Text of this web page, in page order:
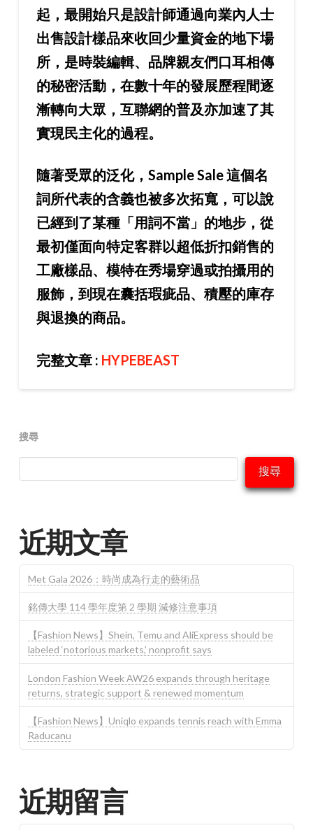
起，最開始只是設計師通過向業內人士
出售設計樣品來收回少量資金的地下場
所，是時裝編輯、品牌親友們口耳相傳
的秘密活動，在數十年的發展歷程間逐
漸轉向大眾，互聯網的普及亦加速了其
實現民主化的過程。
隨著受眾的泛化，Sample Sale 這個名
詞所代表的含義也被多次拓寬，可以說
已經到了某種「用詞不當」的地步，從
最初僅面向特定客群以超低折扣銷售的
工廠樣品、模特在秀場穿過或拍攝用的
服飾，到現在囊括瑕疵品、積壓的庫存
與退換的商品。
完整文章 : HYPEBEAST
搜尋
搜尋
近期文章
Met Gala 2026：時尚成為行走的藝術品
銘傳大學 114 學年度第 2 學期 減修注意事項
【Fashion News】Shein, Temu and AliExpress should be
labeled ‘notorious markets,’ nonprofit says
London Fashion Week AW26 expands through heritage
returns, strategic support & renewed momentum
【Fashion News】Uniqlo expands tennis reach with Emma
Raducanu
近期留言